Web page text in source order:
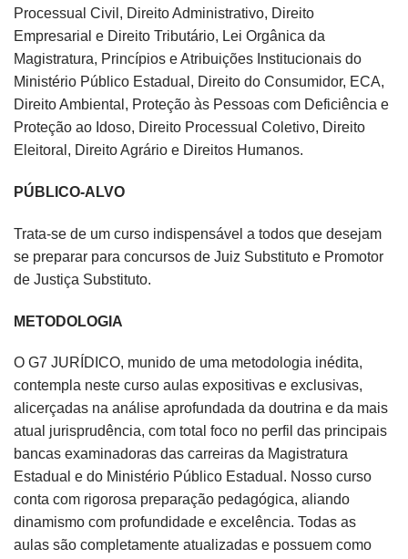
Processual Civil, Direito Administrativo, Direito
Empresarial e Direito Tributário, Lei Orgânica da
Magistratura, Princípios e Atribuições Institucionais do
Ministério Público Estadual, Direito do Consumidor, ECA,
Direito Ambiental, Proteção às Pessoas com Deficiência e
Proteção ao Idoso, Direito Processual Coletivo, Direito
Eleitoral, Direito Agrário e Direitos Humanos.
PÚBLICO-ALVO
Trata-se de um curso indispensável a todos que desejam
se preparar para concursos de Juiz Substituto e Promotor
de Justiça Substituto.
METODOLOGIA
O G7 JURÍDICO, munido de uma metodologia inédita,
contempla neste curso aulas expositivas e exclusivas,
alicerçadas na análise aprofundada da doutrina e da mais
atual jurisprudência, com total foco no perfil das principais
bancas examinadoras das carreiras da Magistratura
Estadual e do Ministério Público Estadual. Nosso curso
conta com rigorosa preparação pedagógica, aliando
dinamismo com profundidade e excelência. Todas as
aulas são completamente atualizadas e possuem como